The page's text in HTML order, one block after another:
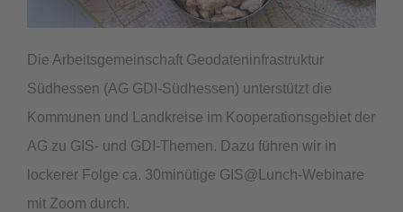
Die Arbeitsgemeinschaft Geodateninfrastruktur
Südhessen (AG GDI-Südhessen) unterstützt die
Kommunen und Landkreise im Kooperationsgebiet der
AG zu GIS- und GDI-Themen. Dazu führen wir in
lockerer Folge ca. 30minütige GIS@Lunch-Webinare
mit Zoom durch.